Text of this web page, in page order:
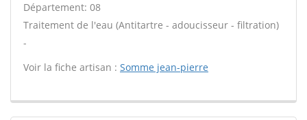
Département: 08
Traitement de l'eau (Antitartre - adoucisseur - filtration)
-
Voir la fiche artisan : Somme jean-pierre